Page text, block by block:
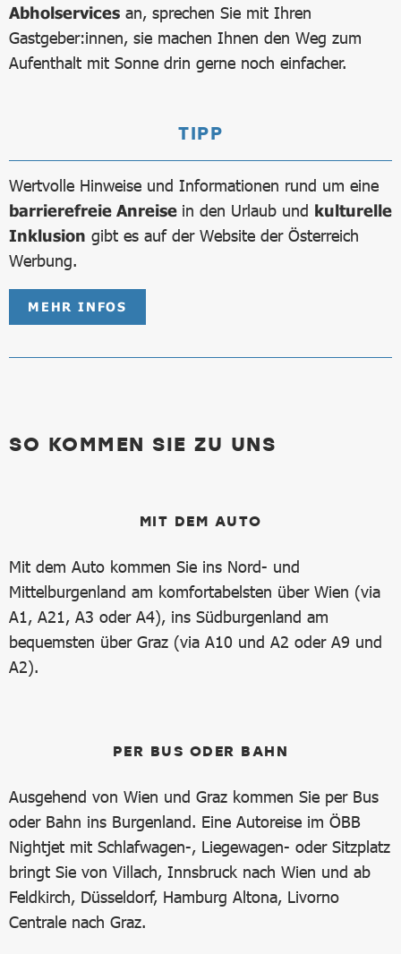
Abholservices an, sprechen Sie mit Ihren
Gastgeber:innen, sie machen Ihnen den Weg zum
Aufenthalt mit Sonne drin gerne noch einfacher.
TIPP
Wertvolle Hinweise und Informationen rund um eine
barrierefreie Anreise in den Urlaub und kulturelle
Inklusion gibt es auf der Website der Österreich
Werbung.
MEHR INFOS
SO KOMMEN SIE ZU UNS
MIT DEM AUTO
Mit dem Auto kommen Sie ins Nord- und
Mittelburgenland am komfortabelsten über Wien (via
A1, A21, A3 oder A4), ins Südburgenland am
bequemsten über Graz (via A10 und A2 oder A9 und
A2).
PER BUS ODER BAHN
Ausgehend von Wien und Graz kommen Sie per Bus
oder Bahn ins Burgenland. Eine Autoreise im ÖBB
Nightjet mit Schlafwagen-, Liegewagen- oder Sitzplatz
bringt Sie von Villach, Innsbruck nach Wien und ab
Feldkirch, Düsseldorf, Hamburg Altona, Livorno
Centrale nach Graz.